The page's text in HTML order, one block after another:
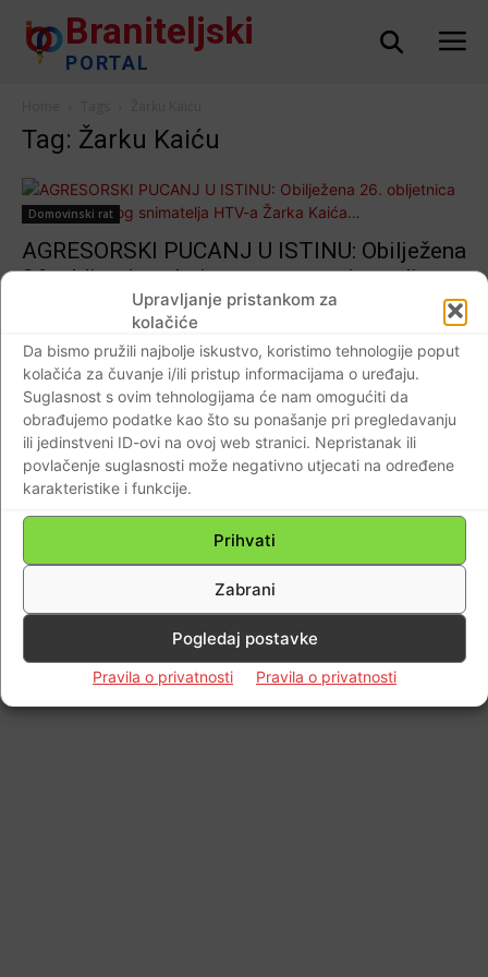
Upravljanje pristankom za
kolačiće
Da bismo pružili najbolje iskustvo, koristimo tehnologije poput
kolačića za čuvanje i/ili pristup informacijama o uređaju.
Suglasnost s ovim tehnologijama će nam omogućiti da
obrađujemo podatke kao što su ponašanje pri pregledavanju
ili jedinstveni ID-ovi na ovoj web stranici. Nepristanak ili
povlačenje suglasnosti može negativno utjecati na određene
karakteristike i funkcije.
Prihvati
Zabrani
Pogledaj postavke
Pravila o privatnosti Pravila o privatnosti
Braniteljski
PORTAL
Tag: Žarku Kaiću
Domovinski rat
AGRESORSKI PUCANJ U ISTINU: Obilježena
26. obljetnica ubojstva ratnog snimatelja
HTV-a Žarka Kaića…
Impressum Kontaktirajte nas Pravila o privatnosti
© Newspaper WordPress Theme by TagDiv